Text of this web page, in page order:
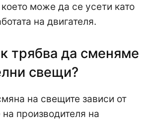
може да се усети като
на двигателя.
трябва да сменяме
свещи?
на свещите зависи от
производителя на